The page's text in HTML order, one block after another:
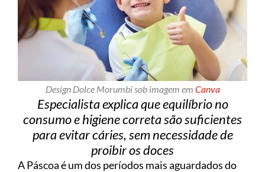
Design Dolce Morumbi sob imagem em Canva
Especialista explica que equilíbrio no
consumo e higiene correta são suficientes
para evitar cáries, sem necessidade de
proibir os doces
A Páscoa é um dos períodos mais aguardados do